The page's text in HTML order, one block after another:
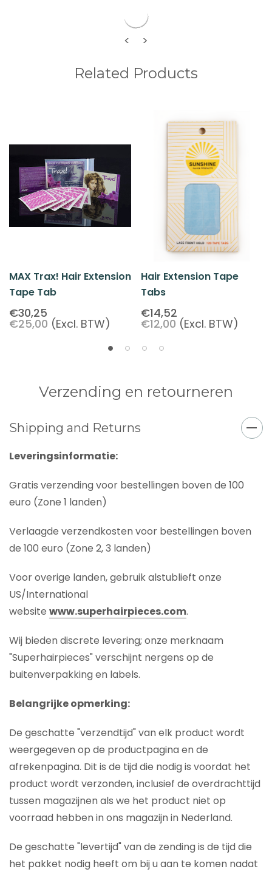
< >
Related Products
MAX Trax! Hair Extension
Tape Tab
€30,25
€25,00 (Excl. BTW)
Hair Extension Tape
Tabs
€14,52
€12,00 (Excl. BTW)
Verzending en retourneren
Shipping and Returns
Leveringsinformatie:
Gratis verzending voor bestellingen boven de 100
euro (Zone 1 landen)
Verlaagde verzendkosten voor bestellingen boven
de 100 euro (Zone 2, 3 landen)
Voor overige landen, gebruik alstublieft onze
US/International
website www.superhairpieces.com.
Wij bieden discrete levering; onze merknaam
"Superhairpieces" verschijnt nergens op de
buitenverpakking en labels.
Belangrijke opmerking:
De geschatte "verzendtijd" van elk product wordt
weergegeven op de productpagina en de
afrekenpagina. Dit is de tijd die nodig is voordat het
product wordt verzonden, inclusief de overdrachttijd
tussen magazijnen als we het product niet op
voorraad hebben in ons magazijn in Nederland.
De geschatte "levertijd" van de zending is de tijd die
het pakket nodig heeft om bij u aan te komen nadat